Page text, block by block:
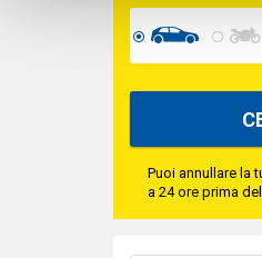
Puoi annullare la
a 24 ore prima